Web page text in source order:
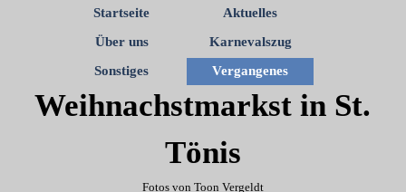
Startseite
Aktuelles
Über uns
Karnevalszug
Sonstiges
Vergangenes
Weihnachstmarkst in St.
Tönis
Fotos von Toon Vergeldt